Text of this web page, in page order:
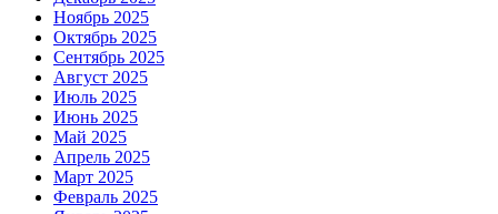
Ноябрь 2025
Октябрь 2025
Сентябрь 2025
Август 2025
Июль 2025
Июнь 2025
Май 2025
Апрель 2025
Март 2025
Февраль 2025